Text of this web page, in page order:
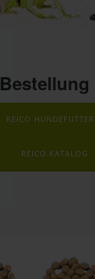
REICO HUNDEFUTTER
REICO KATALOG